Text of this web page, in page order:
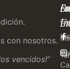
con nosotros.
vencidos!”
Us